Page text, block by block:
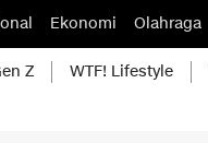
Ekonomi Olahraga
Z WTF! Lifestyle